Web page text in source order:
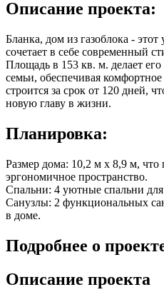
Описание проекта:
Бланка, дом из газоблока -
сочетает в себе современный
Площадь в 153 кв. м. делает
семьи, обеспечивая
строится за срок от 120 дней,
новую главу в жизни.
Планировка:
Размер дома: 10,2 м x 8,9 м, что
эргономичное пространство.
Спальни: 4 уютные спальни
Санузлы: 2 функциональных
в доме.
Подробнее о
Описание проекта